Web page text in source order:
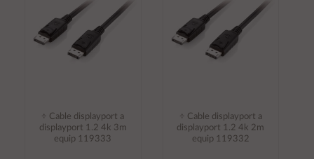
÷ Cable displayport a
displayport 1.2 4k 3m
equip 119333
÷ Cable displayport a
displayport 1.2 4k 2m
equip 119332